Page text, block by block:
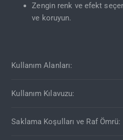
Zengin renk ve efekt
ve koruyun.
Kullanım Alanları:
Kullanım Kılavuzu:
Saklama Koşulları ve Raf Ömrü: